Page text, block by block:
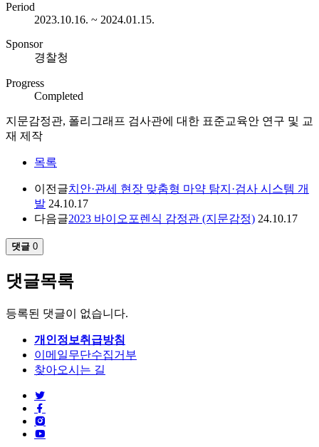
Period
2023.10.16. ~ 2024.01.15.
Sponsor
경찰청
Progress
Completed
지문감정관, 폴리그래프 검사관에 대한 표준교육안 연구 및 교
재 제작
목록
이전글치안·관세 현장 맞춤형 마약 탐지·검사 시스템 개
발 24.10.17
다음글2023 바이오포렌식 감정관 (지문감정) 24.10.17
댓글 0
댓글목록
등록된 댓글이 없습니다.
개인정보취급방침
이메일무단수집거부
찾아오시는 길